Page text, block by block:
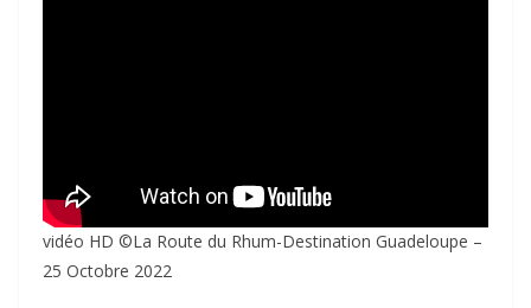
vidéo HD ©La Route du Rhum-Destination Guadeloupe –
25 Octobre 2022